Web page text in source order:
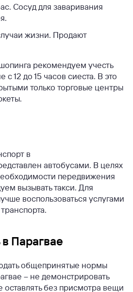
Сосуд для заваривания
жизни. Продают
рекомендуем учесть
с 12 до 15 часов сиеста. В это
только торговые центры
в
автобусами. В целях
передвижения
вызывать такси. Для
воспользоваться услугами
Парагвае
общепринятые нормы
– не демонстрировать
оставлять без присмотра вещи